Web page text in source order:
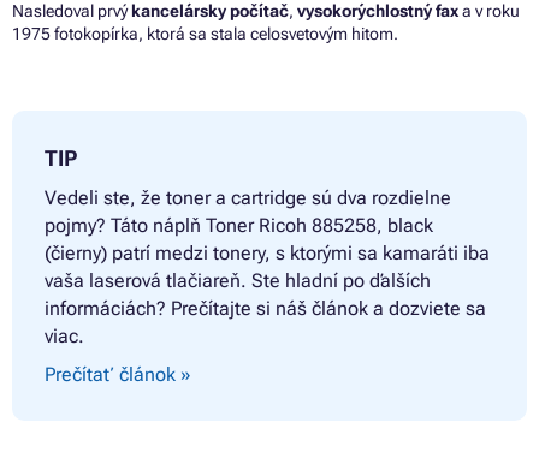
Nasledoval prvýkancelársky počítač, vysokorýchlostný faxa v roku
1975 fotokopírka, ktorá sa stala celosvetovým hitom.
TIP
Vedeli ste, že toner a cartridge sú dva rozdielne
pojmy? Táto náplň Toner Ricoh 885258, black
(čierny) patrí medzi tonery, s ktorými sa kamaráti iba
vaša laserová tlačiareň. Ste hladní po ďalších
informáciách? Prečítajte si náš článok a dozviete sa
viac.
Prečítať článok »